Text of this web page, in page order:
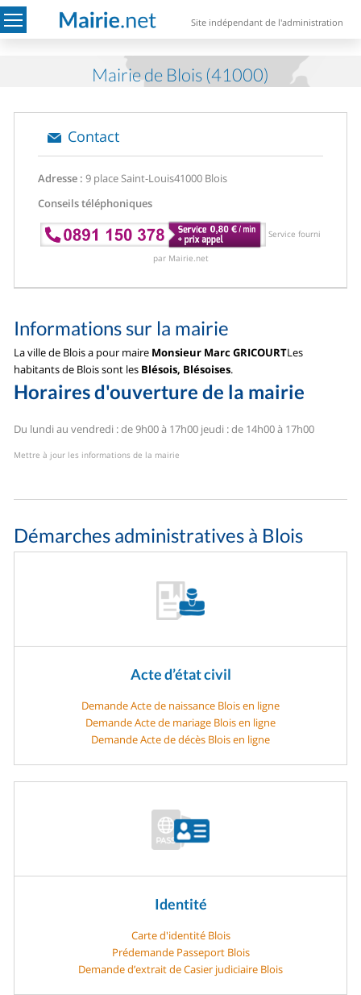
Site indépendant de l'administration
Mairie de Blois (41000)
Contact
Adresse : 9 place Saint-Louis41000 Blois
Conseils téléphoniques
Service fourni
par Mairie.net
Informations sur la mairie
La ville de Blois a pour maire Monsieur Marc GRICOURTLes
habitants de Blois sont les Blésois, Blésoises.
Horaires d'ouverture de la mairie
Du lundi au vendredi : de 9h00 à 17h00 jeudi : de 14h00 à 17h00
Mettre à jour les informations de la mairie
Démarches administratives à Blois
Acte d’état civil
Demande Acte de naissance Blois en ligne
Demande Acte de mariage Blois en ligne
Demande Acte de décès Blois en ligne
Identité
Carte d'identité Blois
Prédemande Passeport Blois
Demande d’extrait de Casier judiciaire Blois